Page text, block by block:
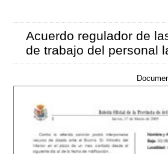
Acuerdo regulador de
de trabajo del personal